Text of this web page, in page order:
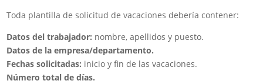
Toda plantilla de solicitud de vacaciones debería contener:
Datos del trabajador: nombre, apellidos y puesto.
Datos de la empresa/departamento.
Fechas solicitadas: inicio y fin de las vacaciones.
Número total de días.